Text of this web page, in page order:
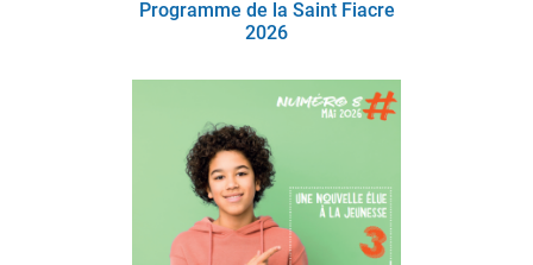
Programme de la Saint Fiacre
2026